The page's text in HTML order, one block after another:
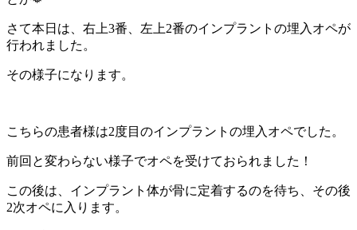
さて本日は、右上3番、左上2番のインプラントの埋入オペが
行われました。
その様子になります。
こちらの患者様は2度目のインプラントの埋入オペでした。
前回と変わらない様子でオペを受けておられました！
この後は、インプラント体が骨に定着するのを待ち、その後
2次オペに入ります。